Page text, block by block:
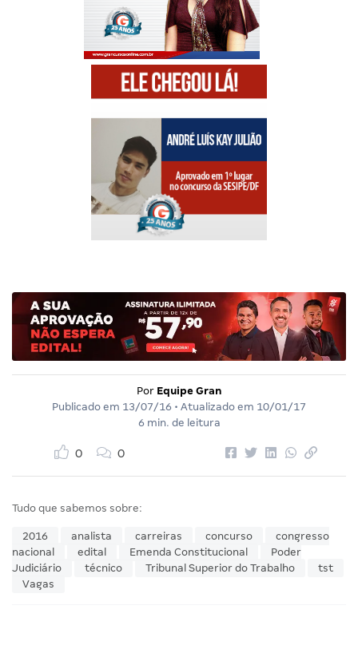
Por Equipe Gran
Publicado em 13/07/16 • Atualizado em 10/01/17
6 min. de leitura
0 0
Tudo que sabemos sobre:
2016 analista carreiras concurso
congresso
nacional
edital Emenda Constitucional
Poder
Judiciário
técnico Tribunal Superior do Trabalho
tst
Vagas